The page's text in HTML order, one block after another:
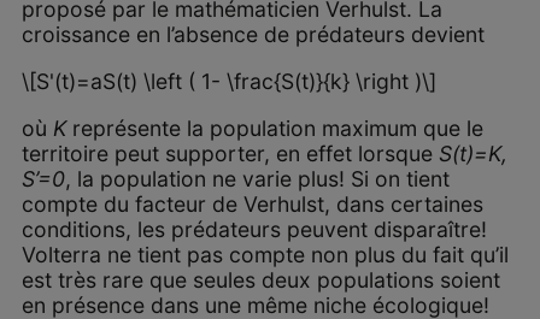
proposé par le mathématicien Verhulst. La
croissance en l’absence de prédateurs devient
\[S'(t)=aS(t) \left ( 1- \frac{S(t)}{k} \right )\]
où Kreprésente la population maximum que le
territoire peut supporter, en effet lorsque S(t)=K,
S’=0, la population ne varie plus! Si on tient
compte du facteur de Verhulst, dans certaines
conditions, les prédateurs peuvent disparaître!
Volterra ne tient pas compte non plus du fait qu’il
est très rare que seules deux populations soient
en présence dans une même niche écologique!